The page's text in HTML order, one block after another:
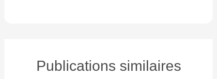
Publications similaires